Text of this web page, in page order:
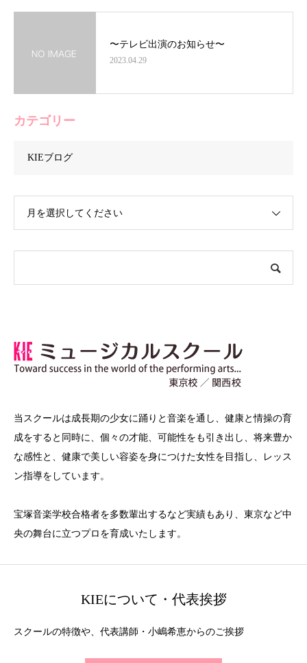
〜テレビ出演のお知らせ〜
2023.04.29
カテゴリー
KIEブログ
月を選択してください
当スクールは成長期の少女に踊りと音楽を通し、健康と情操の育
成をすると同時に、個々の才能、可能性をも引き出し、将来豊か
な感性と、健康で美しい容姿を身につけた女性を目指し、レッス
ン指導をしています。
宝塚音楽学校合格者を多数輩出するなど実績もあり、東京など中
央の舞台に立つプロを育成いたします。
KIEについて・代表挨拶
スクールの特徴や、代表講師・小嶋希恵からのご挨拶